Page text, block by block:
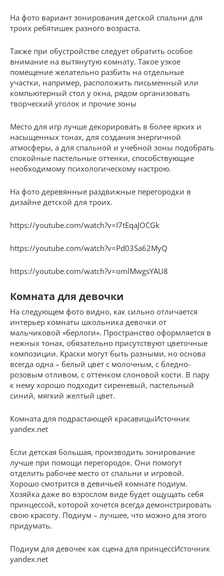
На фото вариант зонирования детской спальни для
троих ребятишек разного возраста.
Также при обустройстве следует обратить особое
внимание на вытянутую комнату. Такое узкое
помещение желательно разбить на отдельные
участки, например, расположить письменный или
компьютерный стол у окна, рядом организовать
творческий уголок и прочие зоны
Место для игр лучше декорировать в более ярких и
насыщенных тонах, для создания энергичной
атмосферы, а для спальной и учебной зоны подобрать
спокойные пастельные оттенки, способствующие
необходимому психологическому настрою.
На фото деревянные раздвижные перегородки в
дизайне детской для троих.
https://youtube.com/watch?v=I7tEqaJOCGk
https://youtube.com/watch?v=Pd03Sa62MyQ
https://youtube.com/watch?v=omlMwgsYAU8
Комната для девочки
На следующем фото видно, как сильно отличается
интерьер комнаты школьника девочки от
мальчиковой «берлоги». Пространство оформляется в
нежных тонах, обязательно присутствуют цветочные
композиции. Краски могут быть разными, но основа
всегда одна – белый цвет с молочным, с бледно-
розовым отливом, с оттенком слоновой кости. В пару
к нему хорошо подходит сиреневый, пастельный
синий, мягкий желтый цвет.
Комната для подрастающей красавицыИсточник
yandex.net
Если детская большая, производить зонирование
лучше при помощи перегородок. Они помогут
отделить рабочее место от спальни и игровой.
Хорошо смотрится в девичьей комнате подиум.
Хозяйка даже во взрослом виде будет ощущать себя
принцессой, которой хочется всегда демонстрировать
свою красоту. Подиум – лучшее, что можно для этого
придумать.
Подиум для девочек как сцена для принцессИсточник
yandex.net